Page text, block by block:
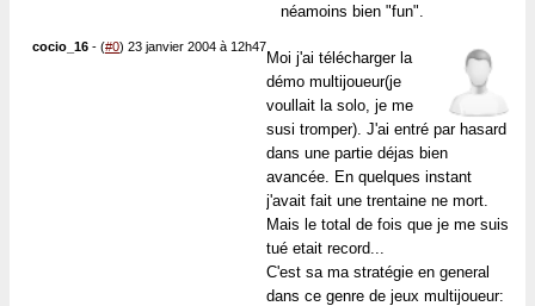
néamoins bien "fun".
cocio_16 - (#0) 23 janvier 2004 à 12h47
Moi j'ai télécharger la
démo multijoueur(je
voullait la solo, je me
susi tromper). J'ai entré par hasard
dans une partie déjas bien
avancée. En quelques instant
j'avait fait une trentaine ne mort.
Mais le total de fois que je me suis
tué etait record...
C'est sa ma stratégie en general
dans ce genre de jeux multijoueur: